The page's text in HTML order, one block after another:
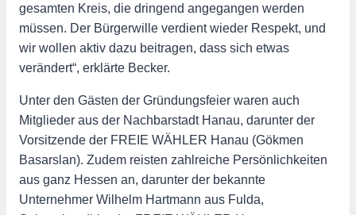
gesamten Kreis, die dringend angegangen werden
müssen. Der Bürgerwille verdient wieder Respekt, und
wir wollen aktiv dazu beitragen, dass sich etwas
verändert“, erklärte Becker.
Unter den Gästen der Gründungsfeier waren auch
Mitglieder aus der Nachbarstadt Hanau, darunter der
Vorsitzende der FREIE WÄHLER Hanau (Gökmen
Basarslan). Zudem reisten zahlreiche Persönlichkeiten
aus ganz Hessen an, darunter der bekannte
Unternehmer Wilhelm Hartmann aus Fulda,